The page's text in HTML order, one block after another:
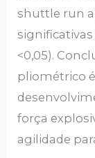
shuttle run
<0,05).
pliométrico
força
agilidade